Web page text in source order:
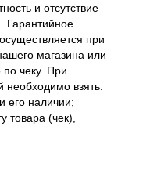
и отсутствие
Гарантийное
при
магазина или
по чеку. При
взять:
его наличии;
товара (чек),